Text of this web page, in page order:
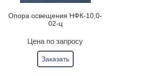
Опора освещения НФК-10,0-
02-ц
Цена по запросу
Заказать